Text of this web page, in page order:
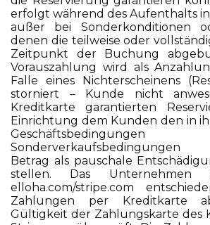
erfolgt während des Aufenthalts
außer bei Sonderkonditionen
denen die teilweise oder
Zeitpunkt der Buchung
Vorauszahlung wird als
Falle eines Nichterscheinens
storniert – Kunde nicht
Kreditkarte garantierten
Einrichtung dem Kunden den in
Betrag als pauschale
stellen. Das
elloha.com/stripe.com
Zahlungen per Kreditkarte
Gültigkeit der Zahlungskarte des